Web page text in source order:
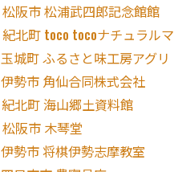
松阪市 松浦武四郎記念館館
紀北町 toco tocoナチュラル
玉城町 ふるさと味工房アグリ
伊勢市 角仙合同株式会社
紀北町 海山郷土資料館
松阪市 木琴堂
伊勢市 将棋伊勢志摩教室